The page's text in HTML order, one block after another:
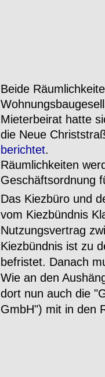
Beide
Mieterbeirat hatte
die Neue
berichtet.
Räumlichkeiten
Geschäftsordnung
Das Kiezbüro und
vom Kiezbündnis
Nutzungsvertrag
Kiezbündnis ist zu
befristet. Danach
Wie an den
dort nun auch die
GmbH") mit in den